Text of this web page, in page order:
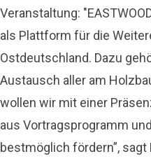
Veranstaltung:
als Plattform für die
Ostdeutschland. Dazu
Austausch aller am
wollen wir mit einer
aus Vortragsprogramm
bestmöglich fördern”,